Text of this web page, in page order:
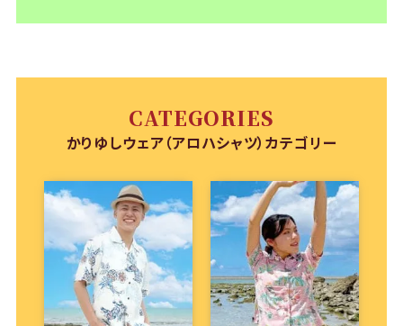
CATEGORIES
かりゆしウェア（アロハシャツ）カテゴリー